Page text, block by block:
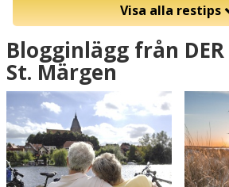
Visa alla restips
Blogginlägg från DER
St. Märgen